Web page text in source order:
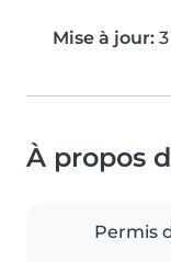
Mise à jour:
À propos
Permis